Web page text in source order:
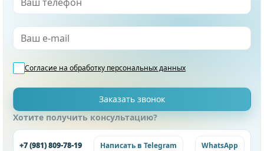
Согласие на обработку персональных данных
Хотите получить консультацию?
+7 (981) 809-78-19 Написать в Telegram WhatsApp